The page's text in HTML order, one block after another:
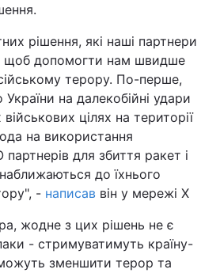
Наука
Лайт
Інциденти
Туризм
Погода
Регіони
рішення, які наші партнери
щоб допомогти нам швидше
терору. По-перше,
на далекобійні удари
цілях на території
на використання
для збиття ракет і
до їхнього
- написав він у мережі X
жодне з цих рішень не є
- стримуватимуть країну-
зменшити терор та